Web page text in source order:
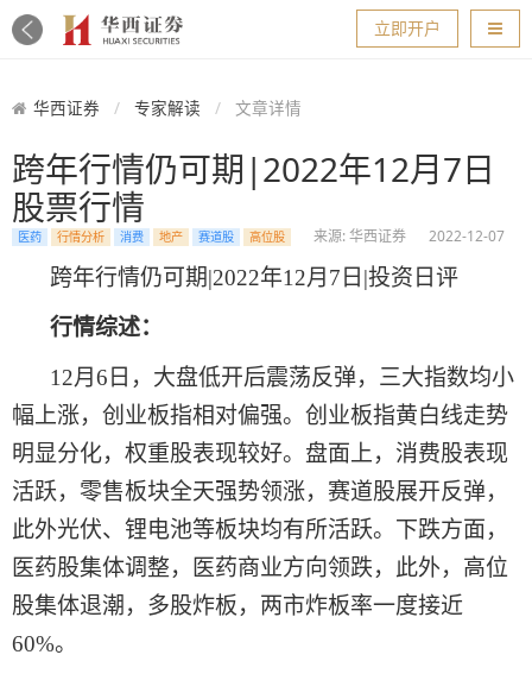
导航
立即开户
华西证券 专家解读 文章详情
跨年行情仍可期|2022年12月7日
股票行情
医药 行情分析 消费 地产 赛道股 高位股 来源: 华西证券 2022-12-07
跨年行情仍可期|2022年1 2月 7 日 |投资日评
行情综述：
1 2月 6 日，大盘低开后震荡反弹，三大指数均小
幅上涨，创业板指相对偏强。创业板指黄白线走势
明显分化，权重股表现较好。盘面上，消费股表现
活跃，零售板块全天强势领涨，赛道股展开反弹，
此外光伏、锂电池等板块均有所活跃。下跌方面，
医药股集体调整，医药商业方向领跌，此外，高位
股集体退潮，多股炸板，两市炸板率一度接近
60%。